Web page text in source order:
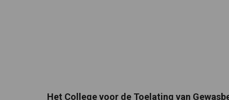
Het College voor de Toelating van